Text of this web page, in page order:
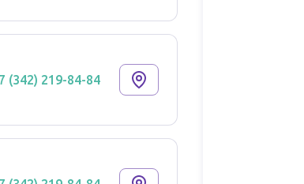
(342) 219-84-84